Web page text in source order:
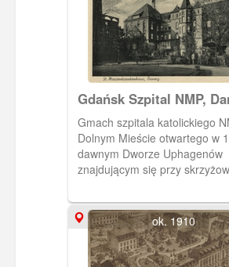
Gdańsk Szpital NMP,
Marienkrankenhaus
Gmach szpitala katolickiego
Dolnym Mieście otwartego w
dawnym Dworze Uphagenów
znajdującym się przy
kolejnych latach dobudowano
skrzydło wzdłuż ul.Śluza
ok. 1910